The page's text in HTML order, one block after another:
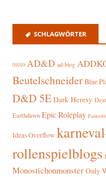
SCHLAGWÖRTER
01010 AD&D ad-blog
Beutelschneider Blue
D&D 5E Dark Heresy
Earthdawn Epic Roleplay
Ideas Overflow
rollenspielblogs
Monostichonmonster Only